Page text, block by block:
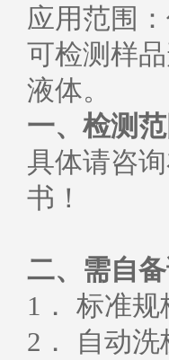
应用范围
可检测样
液体。
一、检测
具体请咨
书！
二、需自
1． 标准
2． 自动洗